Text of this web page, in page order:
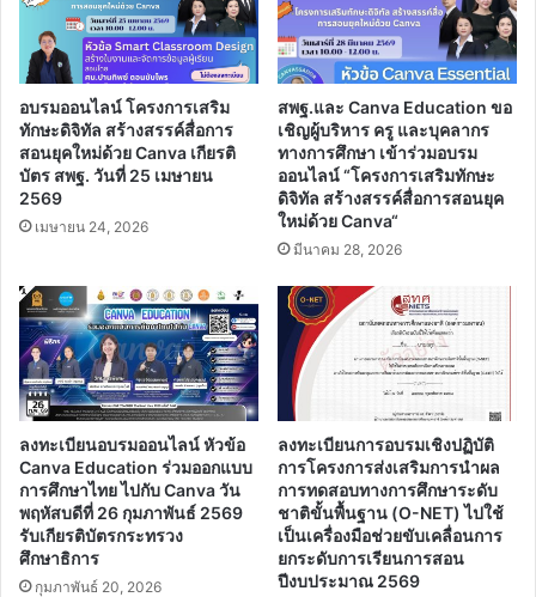
อบรมออนไลน์ โครงการเสริม
ทักษะดิจิทัล สร้างสรรค์สื่อการ
สอนยุคใหม่ด้วย Canva เกียรติ
บัตร สพฐ. วันที่ 25 เมษายน
2569
เมษายน 24, 2026
สพฐ.และ Canva Education ขอ
เชิญผู้บริหาร ครู และบุคลากร
ทางการศึกษา เข้าร่วมอบรม
ออนไลน์ “โครงการเสริมทักษะ
ดิจิทัล สร้างสรรค์สื่อการสอนยุค
ใหม่ด้วย Canva“
มีนาคม 28, 2026
ลงทะเบียนอบรมออนไลน์ หัวข้อ
Canva Education ร่วมออกแบบ
การศึกษาไทย ไปกับ Canva วัน
พฤหัสบดีที่ 26 กุมภาพันธ์ 2569
รับเกียรติบัตรกระทรวง
ศึกษาธิการ
กุมภาพันธ์ 20, 2026
ลงทะเบียนการอบรมเชิงปฏิบัติ
การโครงการส่งเสริมการนำผล
การทดสอบทางการศึกษาระดับ
ชาติขั้นพื้นฐาน (O-NET) ไปใช้
เป็นเครื่องมือช่วยขับเคลื่อนการ
ยกระดับการเรียนการสอน
ปีงบประมาณ 2569